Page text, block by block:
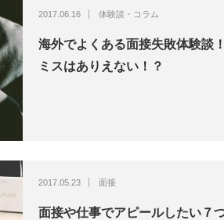
2017.06.16 体験談・コラム
海外でよくある面接失敗体験談
ミスはありえない！？
2017.05.23 面接
面接や仕事でアピールしたい７